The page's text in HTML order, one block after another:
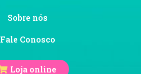
Sobre nós
Fale Conosco
Loja online